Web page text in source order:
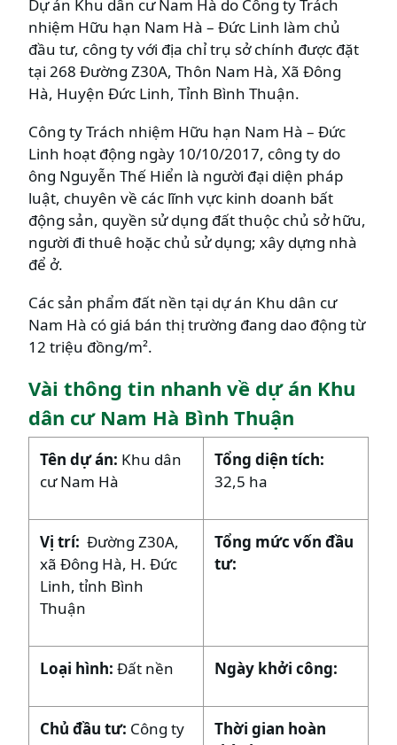
Dự án Khu dân cư Nam Hà do Công ty Trách
nhiệm Hữu hạn Nam Hà – Đức Linh làm chủ
đầu tư, công ty với địa chỉ trụ sở chính được đặt
tại 268 Đường Z30A, Thôn Nam Hà, Xã Đông
Hà, Huyện Đức Linh, Tỉnh Bình Thuận.
Công ty Trách nhiệm Hữu hạn Nam Hà – Đức
Linh hoạt động ngày 10/10/2017, công ty do
ông Nguyễn Thế Hiển là người đại diện pháp
luật, chuyên về các lĩnh vực kinh doanh bất
động sản, quyền sử dụng đất thuộc chủ sở hữu,
người đi thuê hoặc chủ sử dụng; xây dựng nhà
để ở.
Các sản phẩm đất nền tại dự án Khu dân cư
Nam Hà có giá bán thị trường đang dao động từ
12 triệu đồng/m².
Vài thông tin nhanh về dự án Khu
dân cư Nam Hà Bình Thuận
Tên dự án: Khu dân
cư Nam Hà
Tổng diện tích:
32,5 ha
Vị trí: Đường Z30A,
xã Đông Hà, H. Đức
Linh, tỉnh Bình
Thuận
Tổng mức vốn đầu
tư:
Loại hình: Đất nền Ngày khởi công:
Chủ đầu tư: Công ty
Thời gian hoàn